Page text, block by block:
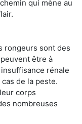
qui mène au
rongeurs sont des
être à
rénale
de la peste.
corps
nombreuses